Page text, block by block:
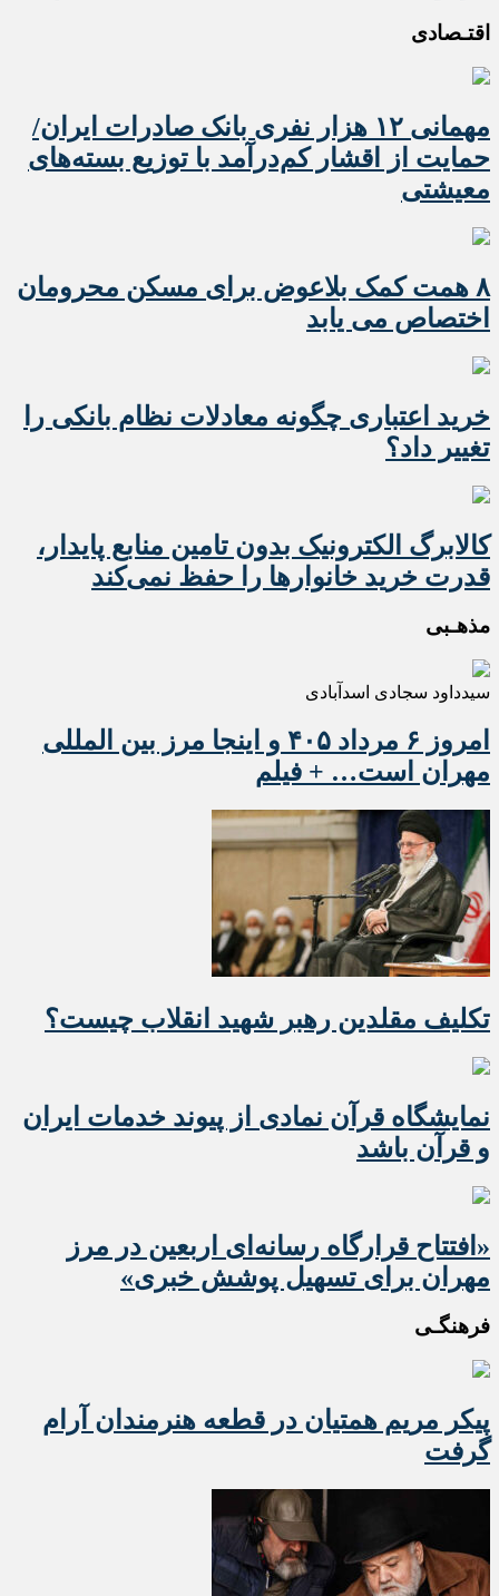
اقتـصادی
مهمانی ۱۲ هزار نفری بانک صادرات ایران/
حمایت از اقشار کم‌درآمد با توزیع بسته‌های
معیشتی
۸ همت کمک بلاعوض برای مسکن محرومان
اختصاص می یابد
خرید اعتباری چگونه معادلات نظام بانکی را
تغییر داد؟
کالابرگ الکترونیک بدون تامین منابع پایدار،
قدرت خرید خانوارها را حفظ نمی‌کند
مذهـبی
سیدداود سجادی اسدآبادی
امروز ۶ مرداد ۴۰۵ و اینجا مرز بین المللی
مهران است… + فیلم
تکلیف مقلدین رهبر شهید انقلاب چیست؟
نمایشگاه قرآن نمادی از پیوند خدمات ایران
و قرآن باشد
«افتتاح قرارگاه رسانه‌ای اربعین در مرز
مهران برای تسهیل پوشش خبری»
فرهنگـی
پیکر مریم همتیان در قطعه هنرمندان آرام
گرفت